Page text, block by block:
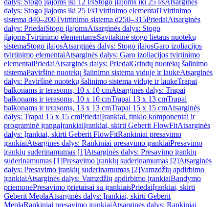
dalys: Stogo įlajoms iki 12 l/sStogo įlajoms iki 25 l/sAtsarginės
dalys: Stogo įlajoms iki 25 l/sTvirtinimo elementaiTvirtinimo
sistema d40–200Tvirtinimo sistema d250–315PriedaiAtsarginės
dalys: PriedaiStogo įlajomsAtsarginės dalys: Stogo
įlajomsTvirtinimo elementamsSavitakinė stogo lietaus nuotekų
sistemaStogo įlajosAtsarginės dalys: Stogo įlajosGaro izoliacijos
tvirtinimo elementaiAtsarginės dalys: Garo izoliacijos tvirtinimo
elementaiPriedaiAtsarginės dalys: PriedaiGrindų nuotekų šalinimo
sistemaPaviršinė nuotekų šalinimo sistema viduje ir laukeAtsarginės
dalys: Paviršinė nuotekų šalinimo sistema viduje ir laukeTrapai
balkonams ir terasoms, 10 x 10 cmAtsarginės dalys: Trapai
balkonams ir terasoms, 10 x 10 cmTrapai 13 x 13 cmTrapai
balkonams ir terasoms, 13 x 13 cmTrapai 15 x 15 cmAtsarginės
dalys: Trapai 15 x 15 cmPriedaiĮrankiai, tinklo komponentai ir
programinė įrangaĮrankiaiĮrankiai, skirti Geberit FlowFitAtsarginės
dalys: Įrankiai, skirti Geberit FlowFitRankiniai presavimo
įrankiaiAtsarginės dalys: Rankiniai presavimo įrankiaiPresavimo
įrankių suderinamumas [1]Atsarginės dalys: Presavimo įrankių
suderinamumas [1]Presavimo įrankių suderinamumas [2]Atsarginės
dalys: Presavimo įrankių suderinamumas [2]Vamzdžių apdirbimo
įrankiaiAtsarginės dalys: Vamzdžių apdirbimo įrankiaiBandymo
priemonėPresavimo prietaisai su įrankiaisPriedaiĮrankiai, skirti
Geberit MeplaAtsarginės dalys: Įrankiai, skirti Geberit
MeplaRankiniai presavimo įrankiaiAtsarginės dalys: Rankiniai